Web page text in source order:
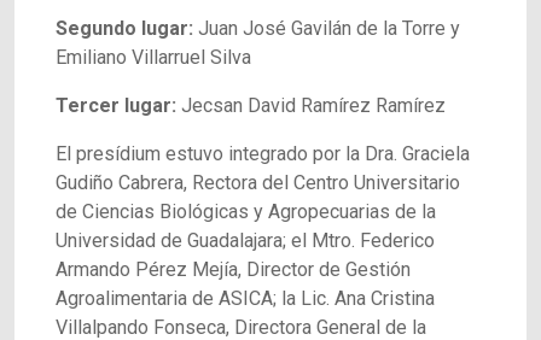
Segundo lugar: Juan José Gavilán de la Torre y
Emiliano Villarruel Silva
Tercer lugar: Jecsan David Ramírez Ramírez
El presídium estuvo integrado por la Dra. Graciela
Gudiño Cabrera, Rectora del Centro Universitario
de Ciencias Biológicas y Agropecuarias de la
Universidad de Guadalajara; el Mtro. Federico
Armando Pérez Mejía, Director de Gestión
Agroalimentaria de ASICA; la Lic. Ana Cristina
Villalpando Fonseca, Directora General de la